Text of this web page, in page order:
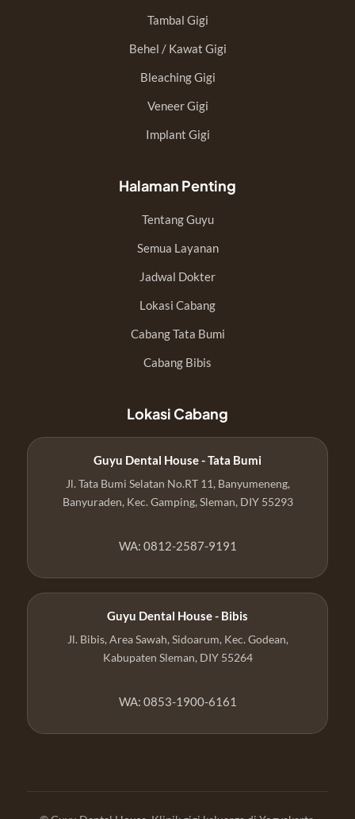
Tambal Gigi
Behel / Kawat Gigi
Bleaching Gigi
Veneer Gigi
Implant Gigi
Halaman Penting
Tentang Guyu
Semua Layanan
Jadwal Dokter
Lokasi Cabang
Cabang Tata Bumi
Cabang Bibis
Lokasi Cabang
Guyu Dental House - Tata Bumi
Jl. Tata Bumi Selatan No.RT 11, Banyumeneng,
Banyuraden, Kec. Gamping, Sleman, DIY 55293
WA: 0812-2587-9191
Guyu Dental House - Bibis
Jl. Bibis, Area Sawah, Sidoarum, Kec. Godean,
Kabupaten Sleman, DIY 55264
WA: 0853-1900-6161